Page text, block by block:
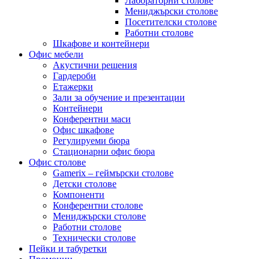
Мениджърски столове
Посетителски столове
Работни столове
Шкафове и контейнери
Офис мебели
Акустични решения
Гардероби
Етажерки
Зали за обучение и презентации
Контейнери
Конферентни маси
Офис шкафове
Регулируеми бюра
Стационарни офис бюра
Офис столове
Gamerix – геймърски столове
Детски столове
Компоненти
Конферентни столове
Мениджърски столове
Работни столове
Технически столове
Пейки и табуретки